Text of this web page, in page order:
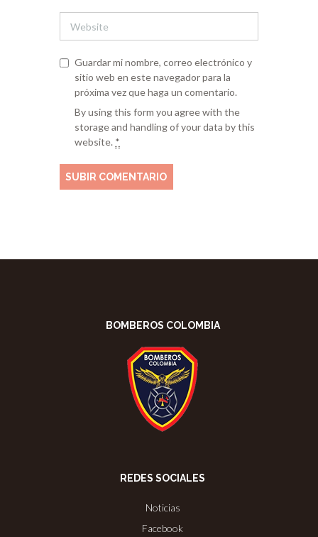
Guardar mi nombre, correo electrónico y
sitio web en este navegador para la
próxima vez que haga un comentario.
By using this form you agree with the
storage and handling of your data by this
website. *
BOMBEROS COLOMBIA
REDES SOCIALES
Noticias
Facebook